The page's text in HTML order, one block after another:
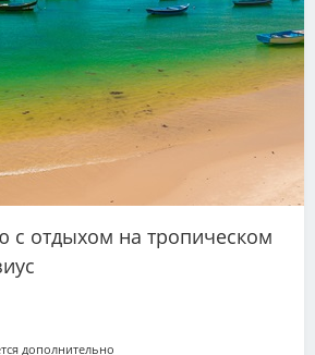
с отдыхом на тропическом
дополнительно